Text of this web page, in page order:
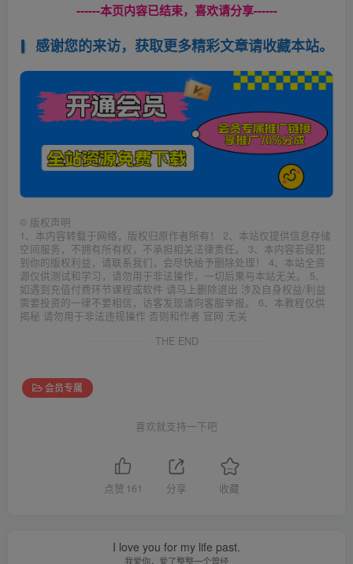
------本页内容已结束，喜欢请分享------
感谢您的来访，获取更多精彩文章请收藏本站。
© 版权声明
1、本内容转载于网络，版权归原作者所有！ 2、本站仅提供信息存储
空间服务，不拥有所有权，不承担相关法律责任。 3、本内容若侵犯
到你的版权利益，请联系我们，会尽快给予删除处理！ 4、本站全资
源仅供测试和学习，请勿用于非法操作，一切后果与本站无关。 5、
如遇到充值付费环节课程或软件 请马上删除退出 涉及自身权益/利益
需要投资的一律不要相信，访客发现请向客服举报。 6、本教程仅供
揭秘 请勿用于非法违规操作 否则和作者 官网 无关
THE END
会员专属
喜欢就支持一下吧
点赞 161 分享 收藏
I love you for my life past.
我爱你，爱了整整一个曾经